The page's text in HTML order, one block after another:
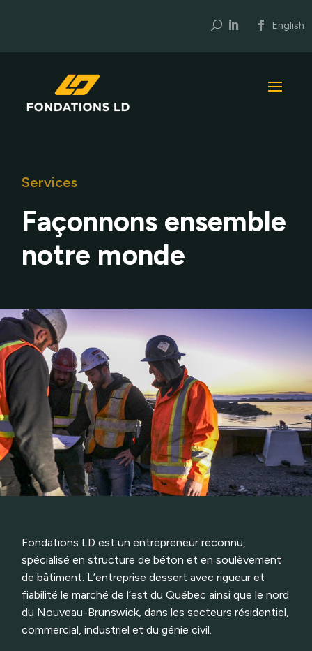
U English
Services
Façonnons ensemble
notre monde
Fondations LD est un entrepreneur reconnu,
spécialisé en structure de béton et en soulèvement
de bâtiment. L’entreprise dessert avec rigueur et
fiabilité le marché de l’est du Québec ainsi que le nord
du Nouveau-Brunswick, dans les secteurs résidentiel,
commercial, industriel et du génie civil.